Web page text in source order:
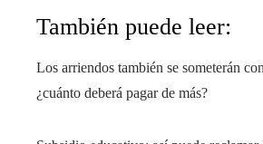
También puede leer:
Los arriendos también se someterán
¿cuánto deberá pagar de más?